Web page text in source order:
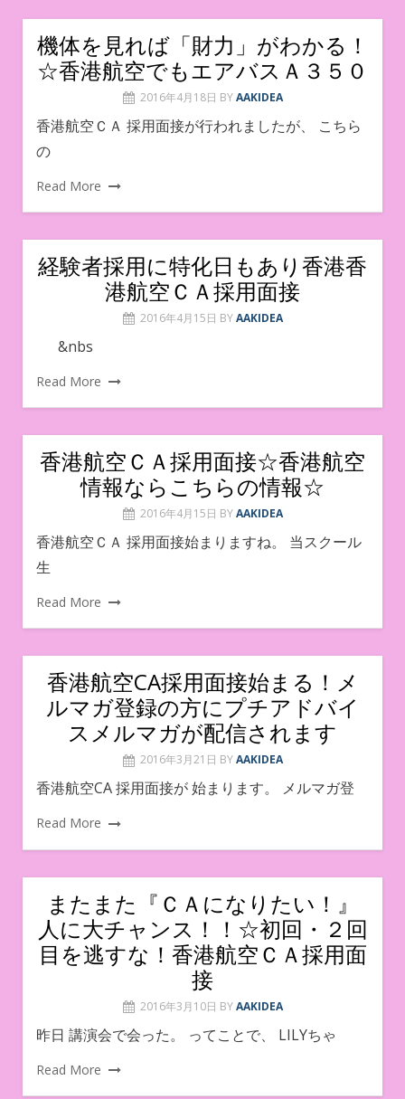
機体を見れば「財力」がわかる！
☆香港航空でもエアバスＡ３５０
2016年4月18日 BY AAKIDEA
香港航空ＣＡ 採用面接が行われましたが、 こちら
の
Read More
経験者採用に特化日もあり香港香
港航空ＣＡ採用面接
2016年4月15日 BY AAKIDEA
&nbs
Read More
香港航空ＣＡ採用面接☆香港航空
情報ならこちらの情報☆
2016年4月15日 BY AAKIDEA
香港航空ＣＡ 採用面接始まりますね。 当スクール
生
Read More
香港航空CA採用面接始まる！メ
ルマガ登録の方にプチアドバイ
スメルマガが配信されます
2016年3月21日 BY AAKIDEA
香港航空CA 採用面接が 始まります。 メルマガ登
Read More
またまた『ＣＡになりたい！』
人に大チャンス！！☆初回・２回
目を逃すな！香港航空ＣＡ採用面
接
2016年3月10日 BY AAKIDEA
昨日 講演会で会った。 ってことで、 LILYちゃ
Read More